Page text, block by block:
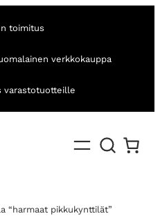
toimitus
verkkokauppa
varastotuotteille
“harmaat pikkukynttilät”